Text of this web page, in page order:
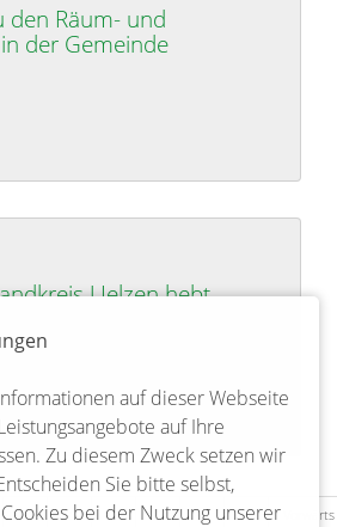
Räum- und
der Gemeinde
Uelzen hebt
Landkreis Uelzen hebt Stallpflicht
14 15 16 17 18 19 Vorwärts
auf dieser Webseite
auf Ihre
Zu diesem Zweck setzen wir
Sie bitte selbst,
bei der Nutzung unserer